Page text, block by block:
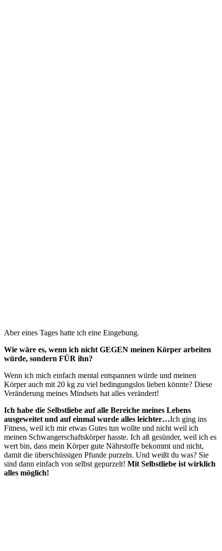
Aber eines Tages hatte ich eine Eingebung.
Wie wäre es, wenn ich nicht GEGEN meinen Körper arbeiten
würde, sondern FÜR ihn?
Wenn ich mich einfach mental entspannen würde und meinen
Körper auch mit 20 kg zu viel bedingungslos lieben könnte? Diese
Veränderung meines Mindsets hat alles verändert!
Ich habe die Selbstliebe auf alle Bereiche meines Lebens
ausgeweitet und auf einmal wurde alles leichter…Ich ging ins
Fitness, weil ich mir etwas Gutes tun wollte und nicht weil ich
meinen Schwangerschaftskörper hasste. Ich aß gesünder, weil ich es
wert bin, dass mein Körper gute Nährstoffe bekommt und nicht,
damit die überschüssigen Pfunde purzeln. Und weißt du was? Sie
sind dann einfach von selbst gepurzelt! Mit Selbstliebe ist wirklich
alles möglich!